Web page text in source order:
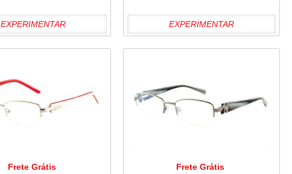
EXPERIMENTAR EXPERIMENTAR
Frete Grátis
Frete Grátis